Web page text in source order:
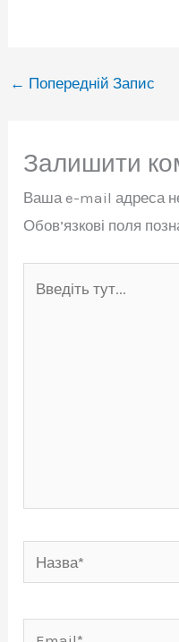
← Попередній Запис
Залишити
Ваша e-mail адреса
Обов’язкові поля
Назва*
Email*